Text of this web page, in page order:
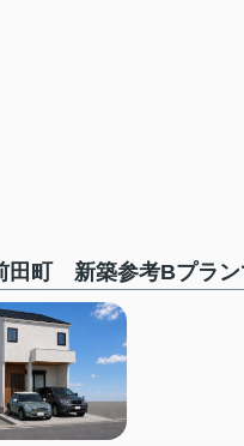
田町 新築参考Bプラン